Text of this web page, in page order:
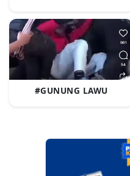
#GUNUNG LAWU